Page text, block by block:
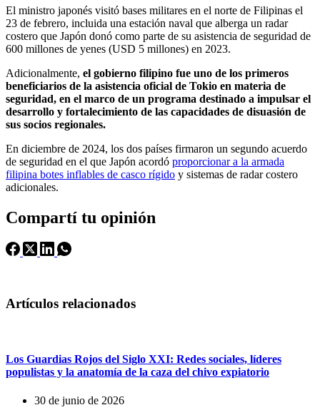
El ministro japonés visitó bases militares en el norte de Filipinas el
23 de febrero, incluida una estación naval que alberga un radar
costero que Japón donó como parte de su asistencia de seguridad de
600 millones de yenes (USD 5 millones) en 2023.
Adicionalmente, el gobierno filipino fue uno de los primeros
beneficiarios de la asistencia oficial de Tokio en materia de
seguridad, en el marco de un programa destinado a impulsar el
desarrollo y fortalecimiento de las capacidades de disuasión de
sus socios regionales.
En diciembre de 2024, los dos países firmaron un segundo acuerdo
de seguridad en el que Japón acordó proporcionar a la armada
filipina botes inflables de casco rígido y sistemas de radar costero
adicionales.
Compartí tu opinión
Artículos relacionados
Los Guardias Rojos del Siglo XXI: Redes sociales, líderes
populistas y la anatomía de la caza del chivo expiatorio
30 de junio de 2026